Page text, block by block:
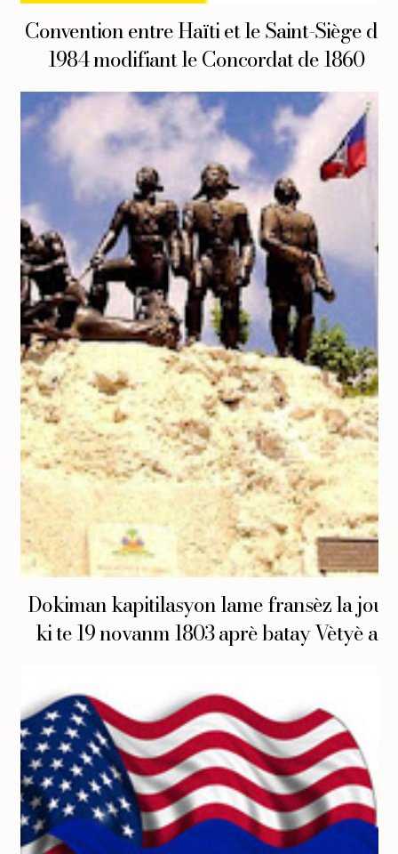
Convention entre Haïti et le Saint-Siège de
1984 modifiant le Concordat de 1860
Dokiman kapitilasyon lame fransèz la jou
ki te 19 novanm 1803 aprè batay Vètyè a